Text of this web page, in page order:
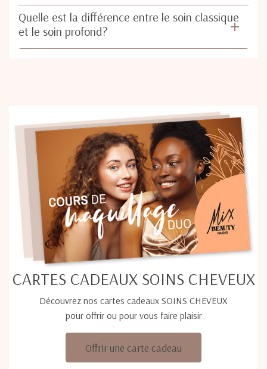
Quelle est la différence entre le soin classique
et le soin profond?
CARTES CADEAUX SOINS CHEVEUX
Découvrez nos cartes cadeaux SOINS CHEVEUX
pour offrir ou pour vous faire plaisir
Offrir une carte cadeau